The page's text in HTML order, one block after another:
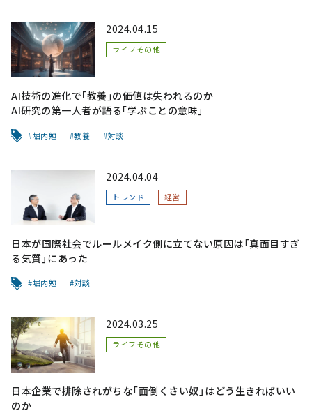
2024.04.15
ライフその他
AI技術の進化で｢教養｣の価値は失われるのか
AI研究の第一人者が語る｢学ぶことの意味｣
堀内勉 教養 対談
2024.04.04
トレンド 経営
日本が国際社会でルールメイク側に立てない原因は「真面目すぎ
る気質」にあった
堀内勉 対談
2024.03.25
ライフその他
日本企業で排除されがちな「面倒くさい奴」はどう生きればいい
のか